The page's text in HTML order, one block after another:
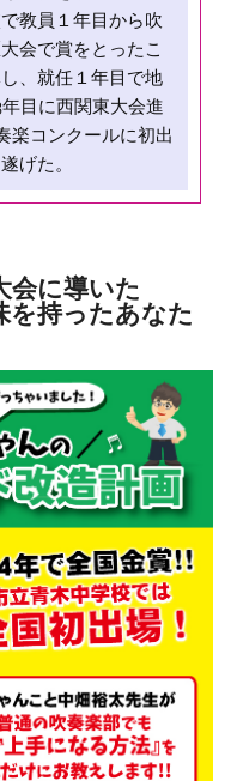
教員１年目から吹
会で賞をとったこ
、就任１年目で地
目に西関東大会進
楽コンクールに初出
げた。
会に導いた
を持ったあなた